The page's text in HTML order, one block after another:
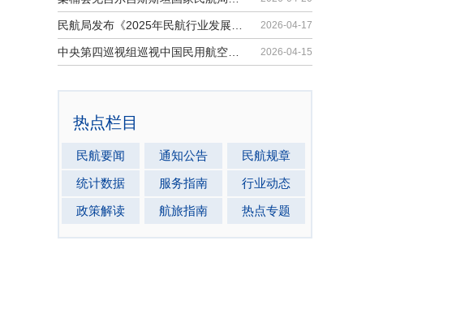
2026-04-17
2026-04-15
热点栏目
民航要闻 通知公告
民航规章
统计数据
服务指南
行业动态
政策解读
航旅指南 热点专题